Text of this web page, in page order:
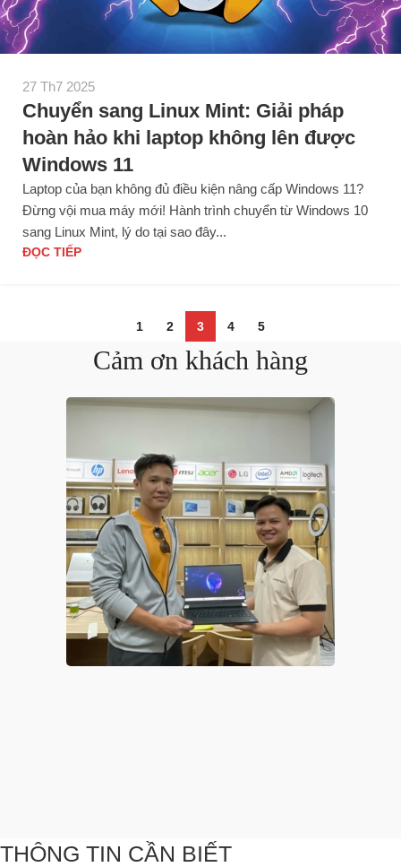
27 Th7 2025
Chuyển sang Linux Mint: Giải pháp
hoàn hảo khi laptop không lên được
Windows 11
Laptop của bạn không đủ điều kiện nâng cấp Windows 11?
Đừng vội mua máy mới! Hành trình chuyển từ Windows 10
sang Linux Mint, lý do tại sao đây...
ĐỌC TIẾP
1 2 3 4 5
Cảm ơn khách hàng
THÔNG TIN CẦN BIẾT